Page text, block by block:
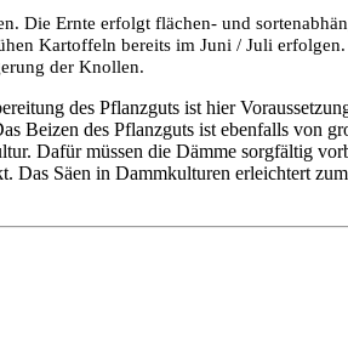
Die Ernte erfolgt flächen- und
Kartoffeln bereits im Juni / Juli
der Knollen.
des Pflanzguts ist hier
Beizen des Pflanzguts ist ebenfalls von
Dafür müssen die Dämme sorgfältig
Säen in Dammkulturen erleichtert